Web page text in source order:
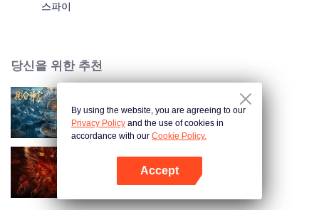
스파이
당신을 위한 추천
Kunlun Shrine
헤븐타운: 서유항마전
By using the website, you are agreeing to our
Privacy Policy and the use of cookies in
accordance with our Cookie Policy.
Accept